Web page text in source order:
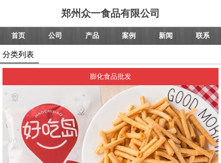
郑州众一食品有限公司
首页 公司 产品 案例 新闻 联系
分类列表
膨化食品批发